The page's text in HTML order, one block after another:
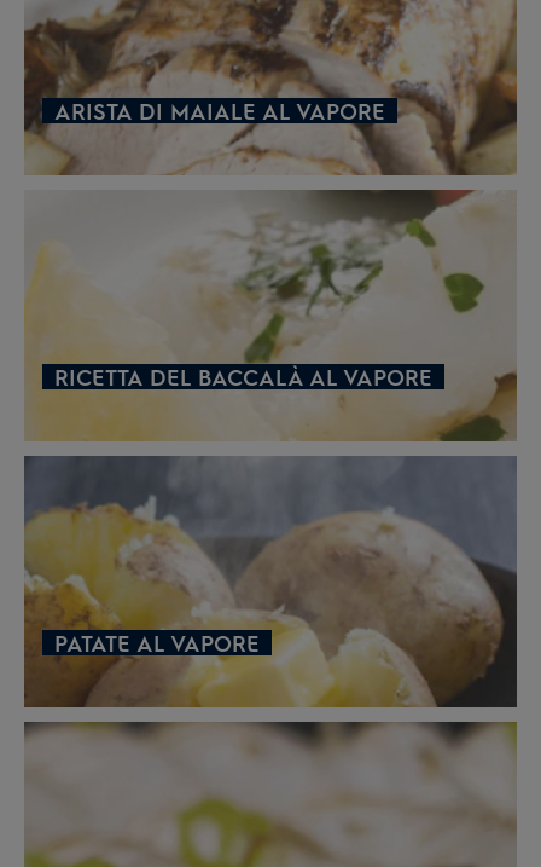
ARISTA DI MAIALE AL VAPORE
RICETTA DEL BACCALÀ AL VAPORE
PATATE AL VAPORE